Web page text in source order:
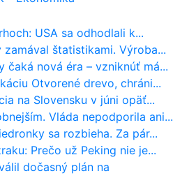
USA sa odhodlali k...
štatistikami. Výroba...
čaká nová éra – vzniknúť má...
Otvorené drevo, chráni...
na Slovensku v júni opäť...
Vláda nepodporila ani...
sa rozbieha. Za pár...
Prečo už Peking nie je...
dočasný plán na